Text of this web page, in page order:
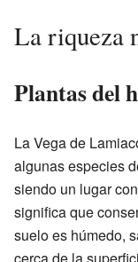
La riqueza
Plantas del
La Vega de
algunas especies
siendo un lugar
significa que
suelo es húmedo,